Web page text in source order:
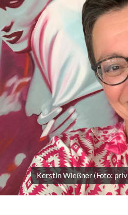
Kerstin Wießner (Foto: